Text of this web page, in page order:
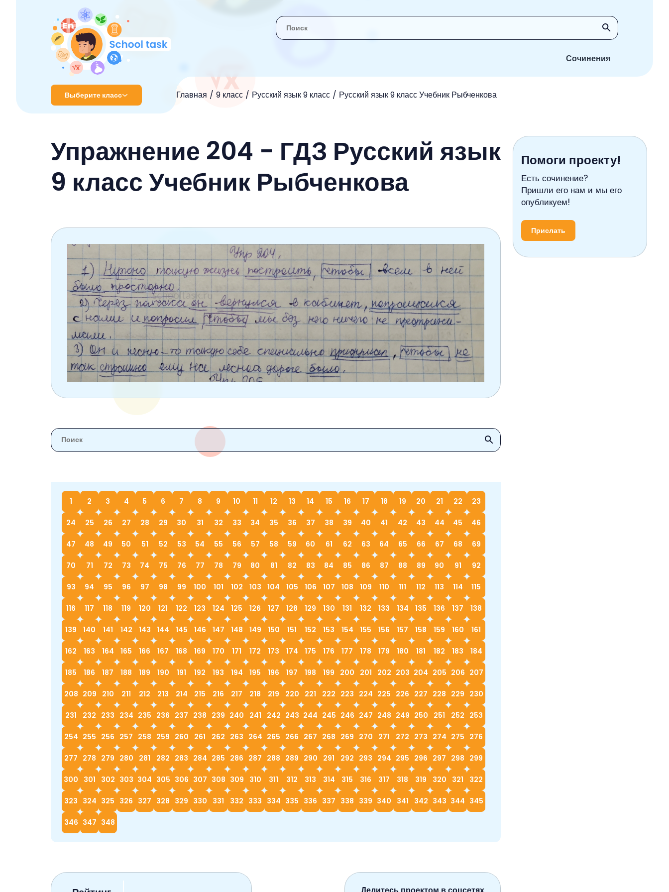
Сочинения
Выберите класс Главная 9 класс Русский язык 9 класс Русский язык 9 класс Учебник Рыбченкова
2 класс
3 класс
4 класс
6 класс
8 класс
9 класс
10 класс
11 класс
Упражнение 204 - ГДЗ Русский язык
9 класс Учебник Рыбченкова
1 2 3 4 5 6 7 8 9 10 11 12 13 14 15 16 17 18 19 20 21 22 23
24 25 26 27 28 29 30 31 32 33 34 35 36 37 38 39 40 41 42 43 44 45 46
47 48 49 50 51 52 53 54 55 56 57 58 59 60 61 62 63 64 65 66 67 68 69
70 71 72 73 74 75 76 77 78 79 80 81 82 83 84 85 86 87 88 89 90 91 92
93 94 95 96 97 98 99 100 101 102 103 104 105 106 107 108 109 110 111 112 113 114 115
116 117 118 119 120 121 122 123 124 125 126 127 128 129 130 131 132 133 134 135 136 137 138
139 140 141 142 143 144 145 146 147 148 149 150 151 152 153 154 155 156 157 158 159 160 161
162 163 164 165 166 167 168 169 170 171 172 173 174 175 176 177 178 179 180 181 182 183 184
185 186 187 188 189 190 191 192 193 194 195 196 197 198 199 200 201 202 203 204 205 206 207
208 209 210 211 212 213 214 215 216 217 218 219 220 221 222 223 224 225 226 227 228 229 230
231 232 233 234 235 236 237 238 239 240 241 242 243 244 245 246 247 248 249 250 251 252 253
254 255 256 257 258 259 260 261 262 263 264 265 266 267 268 269 270 271 272 273 274 275 276
277 278 279 280 281 282 283 284 285 286 287 288 289 290 291 292 293 294 295 296 297 298 299
300 301 302 303 304 305 306 307 308 309 310 311 312 313 314 315 316 317 318 319 320 321 322
323 324 325 326 327 328 329 330 331 332 333 334 335 336 337 338 339 340 341 342 343 344 345
346 347 348
Помоги проекту!
Есть сочинение?
Пришли его нам и мы его
опубликуем!
Прислать